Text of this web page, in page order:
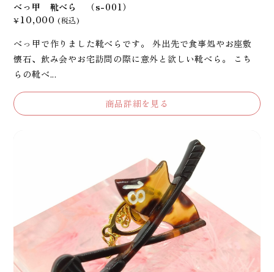
べっ甲 靴べら （s-001）
¥10,000 (税込)
べっ甲で作りました靴べらです。 外出先で食事処やお座敷
懐石、飲み会やお宅訪問の際に意外と欲しい靴べら。 こち
らの靴べ...
商品詳細を見る